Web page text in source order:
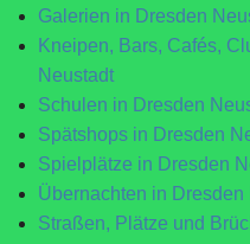
Galerien in Dresden
Kneipen, Bars, Cafés,
Neustadt
Schulen in Dresden
Spätshops in Dresden
Spielplätze in Dresden
Übernachten in Dresden
Straßen, Plätze und